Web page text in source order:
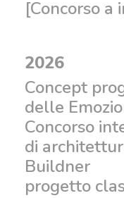
[Concorso a
2026
Concept
delle
Concorso
di
Buildner
progetto